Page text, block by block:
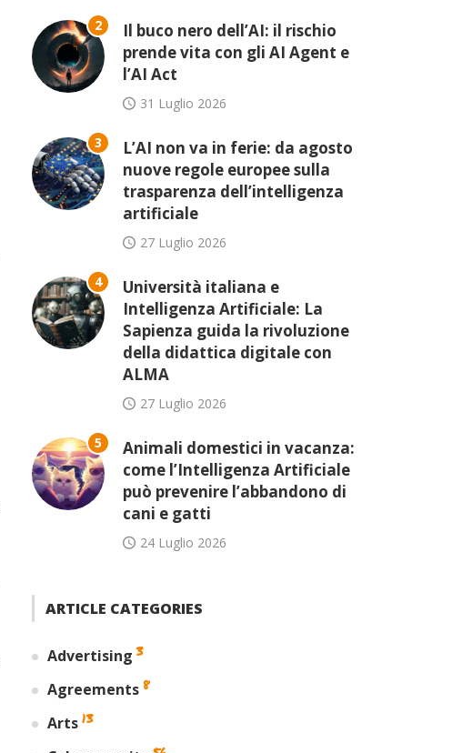
2
Il buco nero dell’AI: il rischio
prende vita con gli AI Agent e
l’AI Act
31 Luglio 2026
3
L’AI non va in ferie: da agosto
nuove regole europee sulla
trasparenza dell’intelligenza
artificiale
27 Luglio 2026
4
Università italiana e
Intelligenza Artificiale: La
Sapienza guida la rivoluzione
della didattica digitale con
ALMA
27 Luglio 2026
5
Animali domestici in vacanza:
come l’Intelligenza Artificiale
può prevenire l’abbandono di
cani e gatti
24 Luglio 2026
ARTICLE CATEGORIES
Advertising 3
Agreements 8
Arts 13